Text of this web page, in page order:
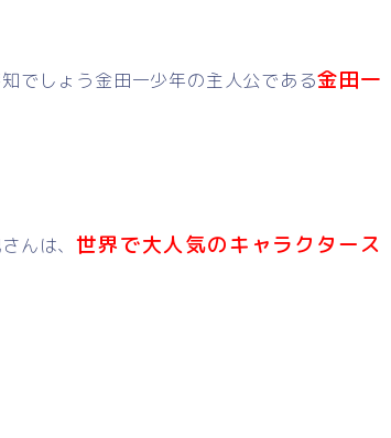
でしょう金田一少年の主人公である金田一
んは、世界で大人気のキャラクタース